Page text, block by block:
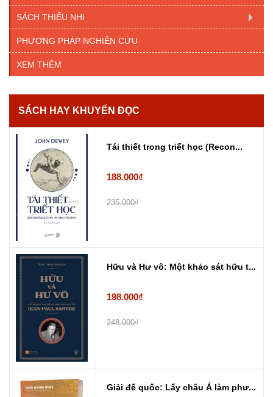
SÁCH THIẾU NHI
PHƯƠNG PHÁP NGHIÊN CỨU
XEM THÊM
SÁCH HAY KHUYẾN ĐỌC
Tái thiết trong triết học (Recon...
188.000₫
235.000₫
Hữu và Hư vô: Một khảo sát hữu t...
198.000₫
248.000₫
Giải đế quốc: Lấy châu Á làm phư...